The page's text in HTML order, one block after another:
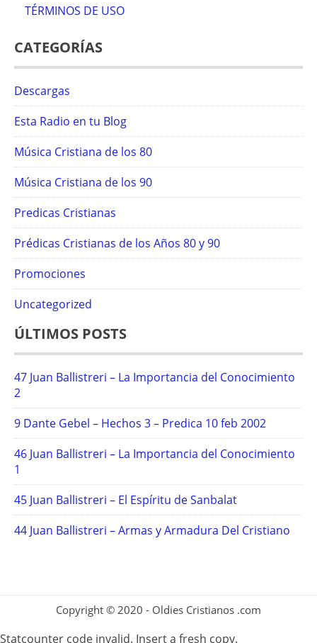
TÉRMINOS DE USO
CATEGORÍAS
Descargas
Esta Radio en tu Blog
Música Cristiana de los 80
Música Cristiana de los 90
Predicas Cristianas
Prédicas Cristianas de los Años 80 y 90
Promociones
Uncategorized
ÚLTIMOS POSTS
47 Juan Ballistreri – La Importancia del Conocimiento
2
9 Dante Gebel – Hechos 3 – Predica 10 feb 2002
46 Juan Ballistreri – La Importancia del Conocimiento
1
45 Juan Ballistreri – El Espíritu de Sanbalat
44 Juan Ballistreri – Armas y Armadura Del Cristiano
Copyright © 2020 - Oldies Cristianos .com
Statcounter code invalid. Insert a fresh copy.